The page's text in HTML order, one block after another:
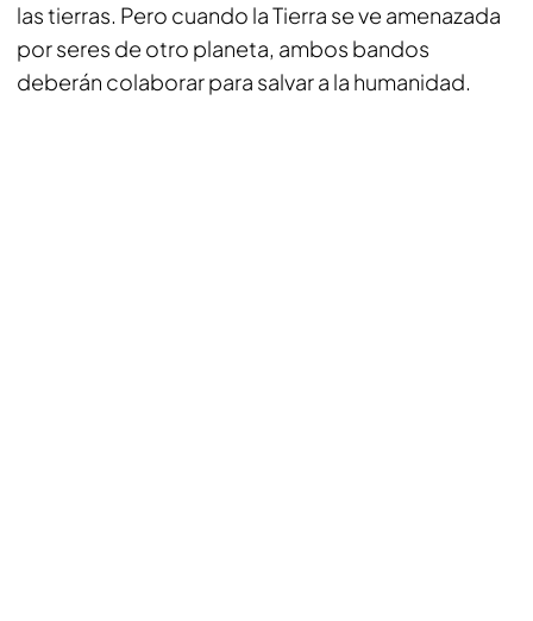
las tierras. Pero cuando la Tierra se ve amenazada
por seres de otro planeta, ambos bandos
deberán colaborar para salvar a la humanidad.